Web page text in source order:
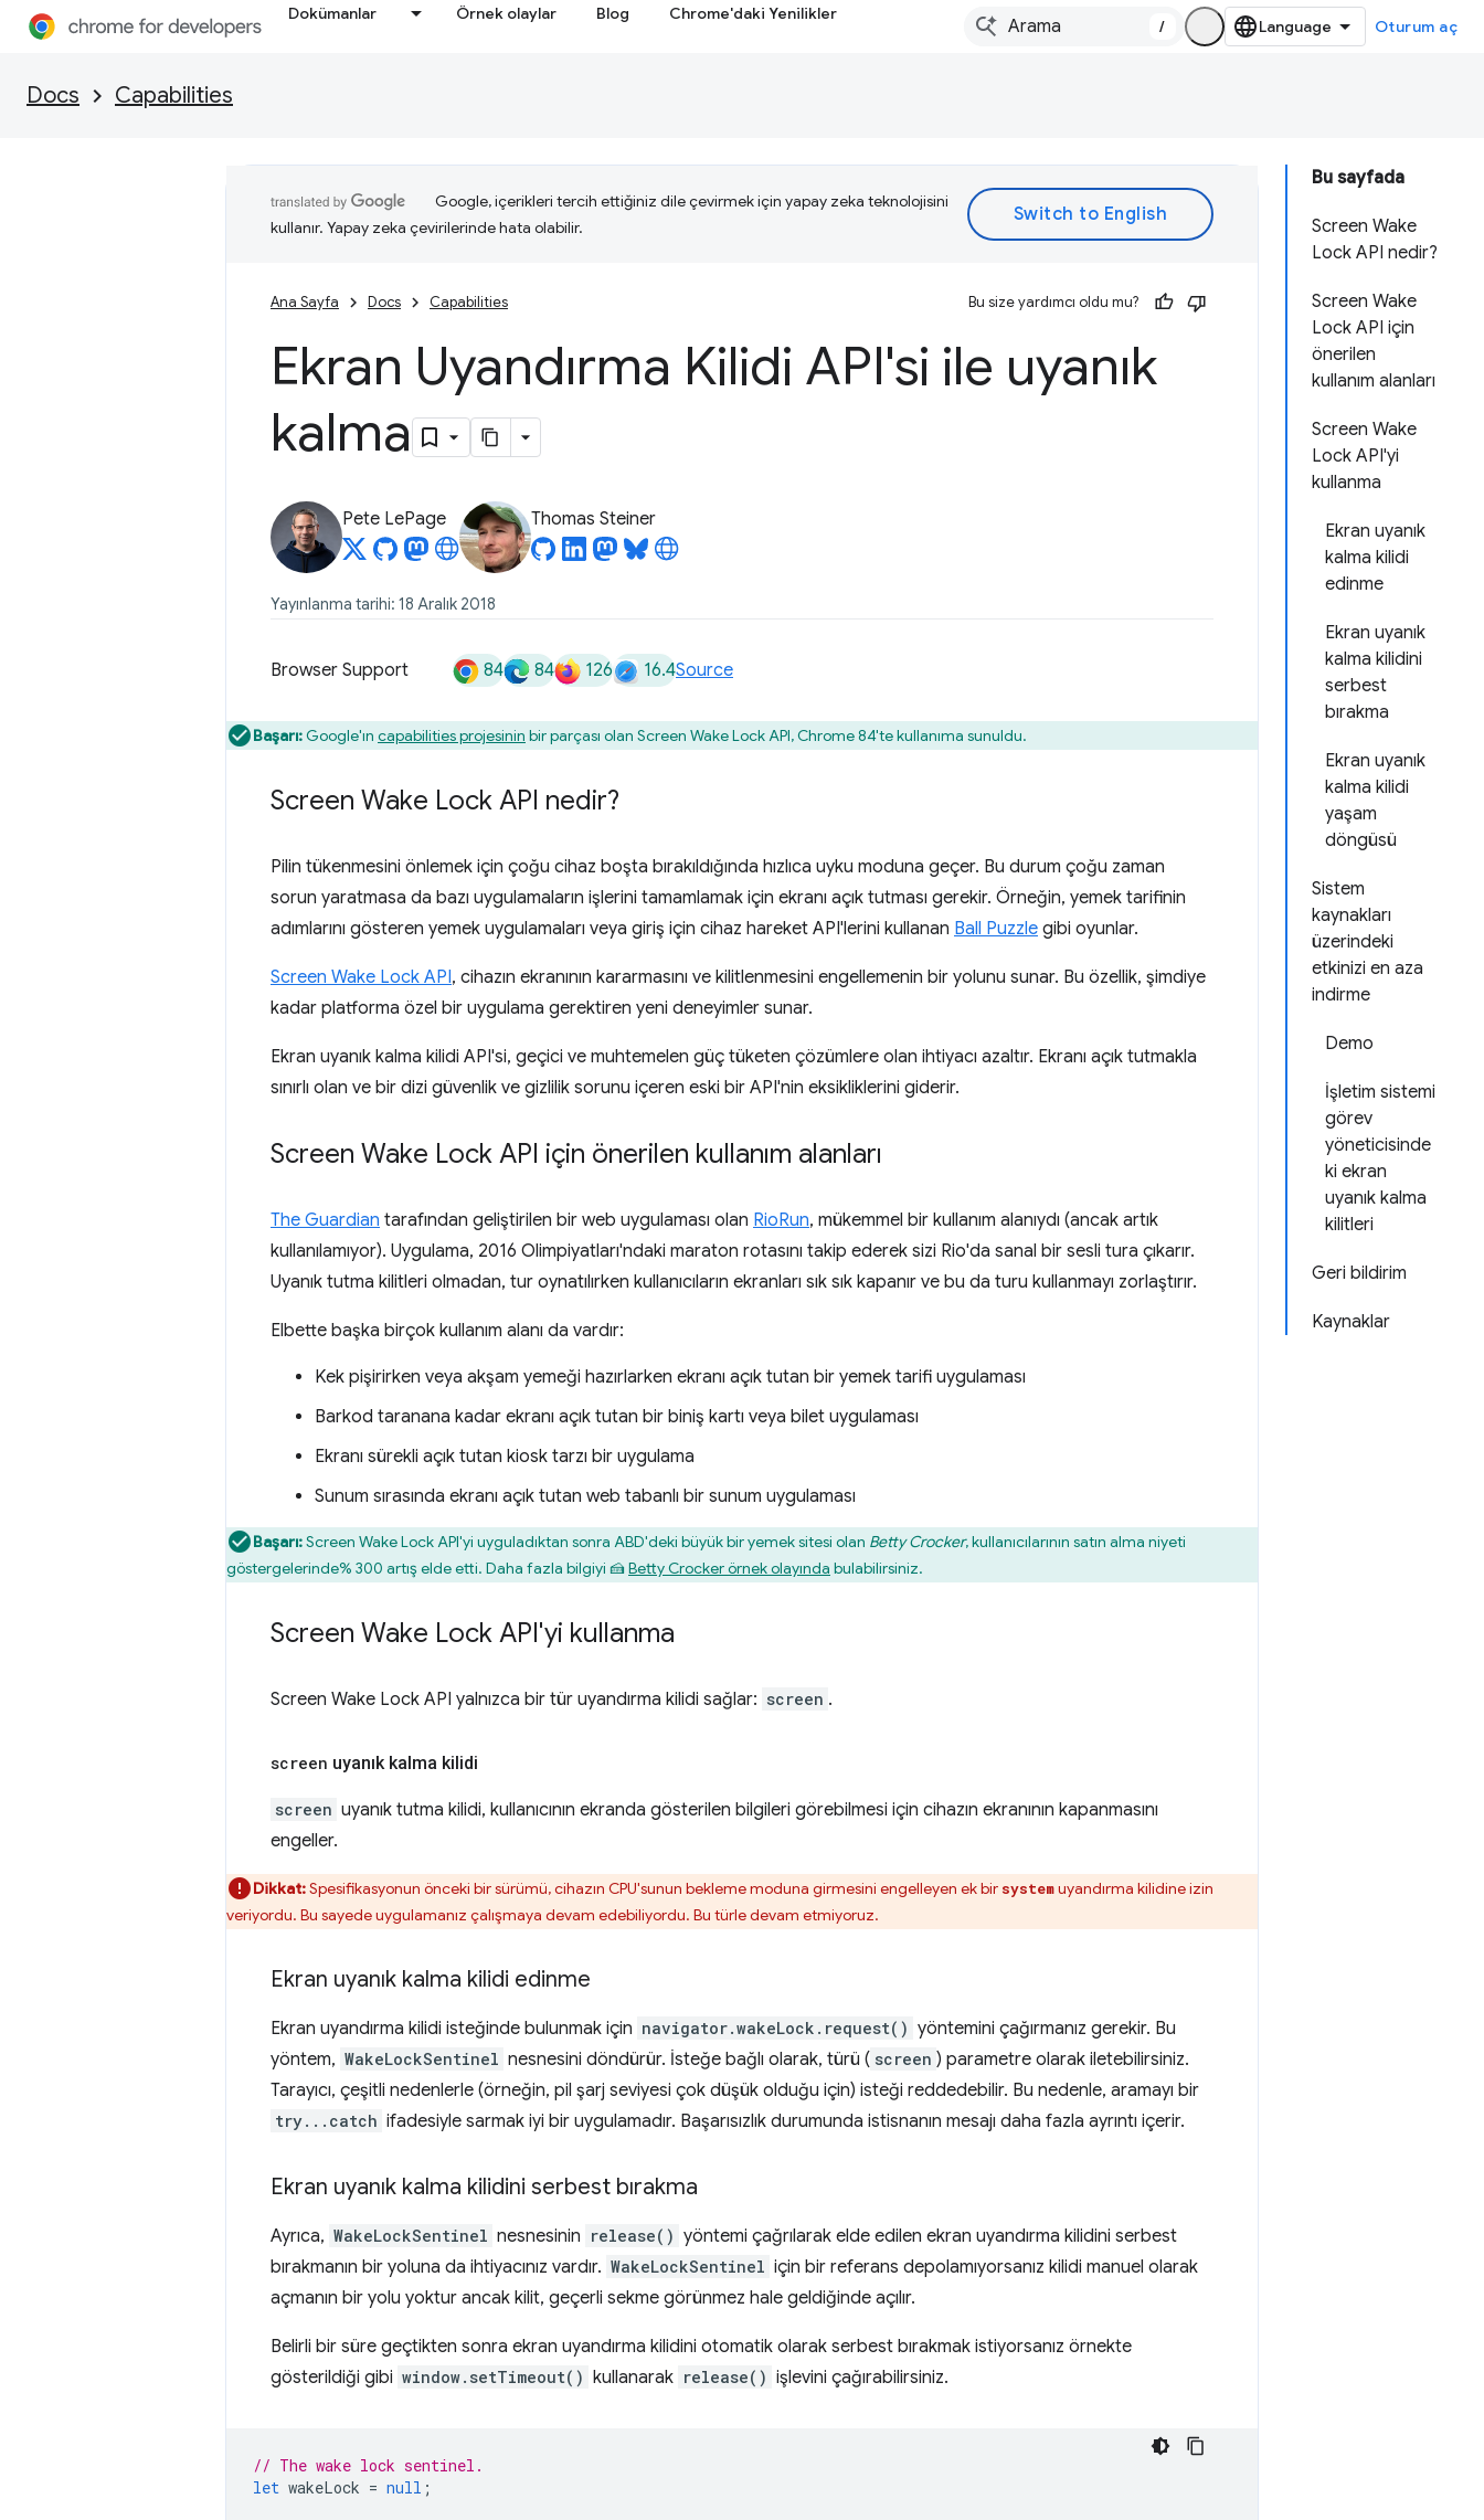
Dokümanlar Örnek olaylar Blog Chrome'daki Yenilikler
/ Oturum aç
Docs Capabilities
Bu sayfada
Screen Wake
Lock API nedir?
Screen Wake
Lock API için
önerilen
kullanım alanları
Screen Wake
Lock API'yi
kullanma
Ekran uyanık
kalma kilidi
edinme
Ekran uyanık
kalma kilidini
serbest
bırakma
Ekran uyanık
kalma kilidi
yaşam
döngüsü
Sistem
kaynakları
üzerindeki
etkinizi en aza
indirme
Demo
İşletim sistemi
görev
yöneticisinde
ki ekran
uyanık kalma
kilitleri
Geri bildirim
Kaynaklar
Google, içerikleri tercih ettiğiniz dile çevirmek için yapay zeka teknolojisini
kullanır. Yapay zeka çevirilerinde hata olabilir.
Ana Sayfa Docs Capabilities Bu size yardımcı oldu mu?
Ekran Uyandırma Kilidi API'si ile uyanık
kalma
Pete LePage Thomas Steiner
Yayınlanma tarihi: 18 Aralık 2018
Browser Support 84 84 126 16.4Source
Başarı:Google'ın capabilities projesinin bir parçası olan Screen Wake Lock API, Chrome 84'te kullanıma sunuldu.
Screen Wake Lock API nedir?
Pilin tükenmesini önlemek için çoğu cihaz boşta bırakıldığında hızlıca uyku moduna geçer. Bu durum çoğu zaman
sorun yaratmasa da bazı uygulamaların işlerini tamamlamak için ekranı açık tutması gerekir. Örneğin, yemek tarifinin
adımlarını gösteren yemek uygulamaları veya giriş için cihaz hareket API'lerini kullanan Ball Puzzle gibi oyunlar.
Screen Wake Lock API, cihazın ekranının kararmasını ve kilitlenmesini engellemenin bir yolunu sunar. Bu özellik, şimdiye
kadar platforma özel bir uygulama gerektiren yeni deneyimler sunar.
Ekran uyanık kalma kilidi API'si, geçici ve muhtemelen güç tüketen çözümlere olan ihtiyacı azaltır. Ekranı açık tutmakla
sınırlı olan ve bir dizi güvenlik ve gizlilik sorunu içeren eski bir API'nin eksikliklerini giderir.
Screen Wake Lock API için önerilen kullanım alanları
The Guardian tarafından geliştirilen bir web uygulaması olan RioRun, mükemmel bir kullanım alanıydı (ancak artık
kullanılamıyor). Uygulama, 2016 Olimpiyatları'ndaki maraton rotasını takip ederek sizi Rio'da sanal bir sesli tura çıkarır.
Uyanık tutma kilitleri olmadan, tur oynatılırken kullanıcıların ekranları sık sık kapanır ve bu da turu kullanmayı zorlaştırır.
Elbette başka birçok kullanım alanı da vardır:
Kek pişirirken veya akşam yemeği hazırlarken ekranı açık tutan bir yemek tarifi uygulaması
Barkod taranana kadar ekranı açık tutan bir biniş kartı veya bilet uygulaması
Ekranı sürekli açık tutan kiosk tarzı bir uygulama
Sunum sırasında ekranı açık tutan web tabanlı bir sunum uygulaması
Başarı:Screen Wake Lock API'yi uyguladıktan sonra ABD'deki büyük bir yemek sitesi olan Betty Crocker, kullanıcılarının satın alma niyeti
göstergelerinde% 300 artış elde etti. Daha fazla bilgiyi 🍰Betty Crocker örnek olayında bulabilirsiniz.
Screen Wake Lock API'yi kullanma
Screen Wake Lock API yalnızca bir tür uyandırma kilidi sağlar: screen .
screen uyanık kalma kilidi
screen uyanık tutma kilidi, kullanıcının ekranda gösterilen bilgileri görebilmesi için cihazın ekranının kapanmasını
engeller.
Dikkat:Spesifikasyonun önceki bir sürümü, cihazın CPU'sunun bekleme moduna girmesini engelleyen ek bir systemuyandırma kilidine izin
veriyordu. Bu sayede uygulamanız çalışmaya devam edebiliyordu. Bu türle devam etmiyoruz.
Ekran uyanık kalma kilidi edinme
Ekran uyandırma kilidi isteğinde bulunmak için navigator.wakeLock.request() yöntemini çağırmanız gerekir. Bu
yöntem, WakeLockSentinel nesnesini döndürür. İsteğe bağlı olarak, türü ( screen ) parametre olarak iletebilirsiniz.
Tarayıcı, çeşitli nedenlerle (örneğin, pil şarj seviyesi çok düşük olduğu için) isteği reddedebilir. Bu nedenle, aramayı bir
try...catch ifadesiyle sarmak iyi bir uygulamadır. Başarısızlık durumunda istisnanın mesajı daha fazla ayrıntı içerir.
Ekran uyanık kalma kilidini serbest bırakma
Ayrıca, WakeLockSentinel nesnesinin release() yöntemi çağrılarak elde edilen ekran uyandırma kilidini serbest
bırakmanın bir yoluna da ihtiyacınız vardır. WakeLockSentinel için bir referans depolamıyorsanız kilidi manuel olarak
açmanın bir yolu yoktur ancak kilit, geçerli sekme görünmez hale geldiğinde açılır.
Belirli bir süre geçtikten sonra ekran uyandırma kilidini otomatik olarak serbest bırakmak istiyorsanız örnekte
gösterildiği gibi window.setTimeout() kullanarak release() işlevini çağırabilirsiniz.
// The wake lock sentinel.
let wakeLock = null ;